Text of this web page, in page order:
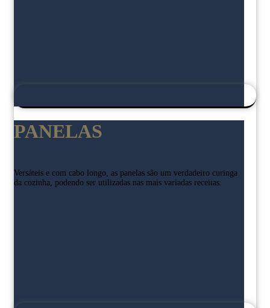
PANELAS
Versáteis e com cabo longo, as panelas são um verdadeiro curinga
da cozinha, podendo ser utilizadas nas mais variadas receitas.